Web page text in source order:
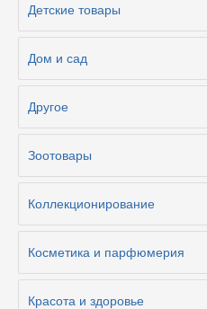
Детские товары
Дом и сад
Другое
Зоотовары
Коллекционирование
Косметика и парфюмерия
Красота и здоровье